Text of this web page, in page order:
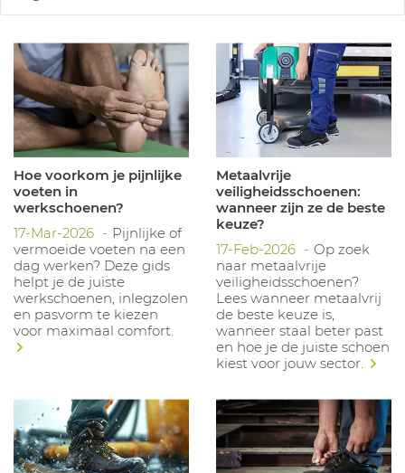
Hoe voorkom je pijnlijke
voeten in
werkschoenen?
17-Mar-2026
Pijnlijke of
vermoeide voeten na een
dag werken? Deze gids
helpt je de juiste
werkschoenen, inlegzolen
en pasvorm te kiezen
voor maximaal comfort.
Metaalvrije
veiligheidsschoenen:
wanneer zijn ze de beste
keuze?
17-Feb-2026
Op zoek
naar metaalvrije
veiligheidsschoenen?
Lees wanneer metaalvrij
de beste keuze is,
wanneer staal beter past
en hoe je de juiste schoen
kiest voor jouw sector.